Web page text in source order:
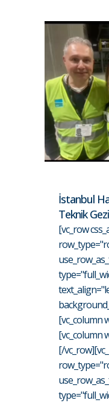
İstanbul
Teknik
[vc_row
[vc_column
[vc_column
[/